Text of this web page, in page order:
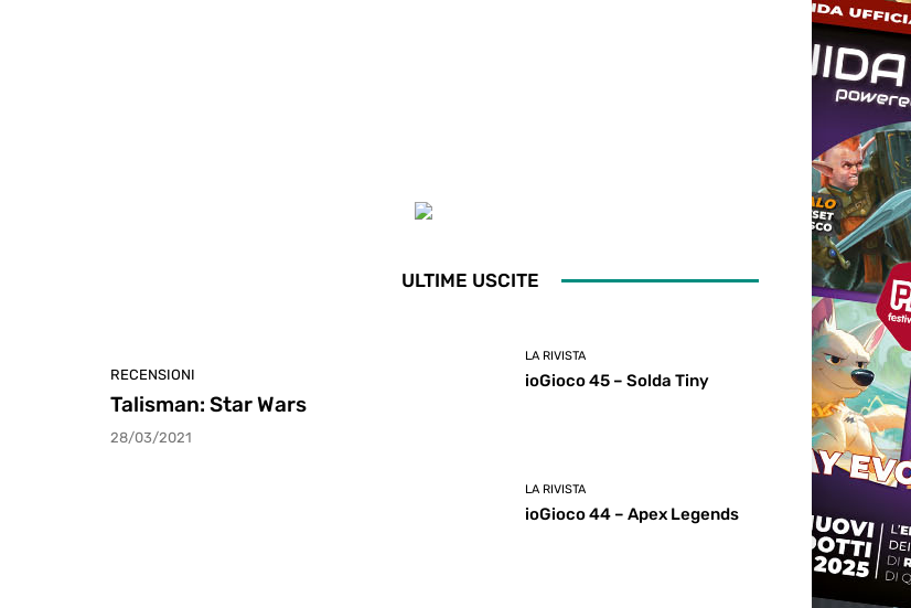
RECENSIONI
Talisman: Star Wars
28/03/2021
ULTIME USCITE
LA RIVISTA
ioGioco 45 – Solda Tiny
LA RIVISTA
ioGioco 44 – Apex Legends